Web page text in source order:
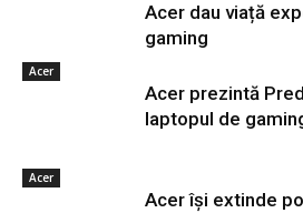
Acer dau viață
gaming
Acer
Acer prezintă
laptopul de
Acer
Acer își extinde